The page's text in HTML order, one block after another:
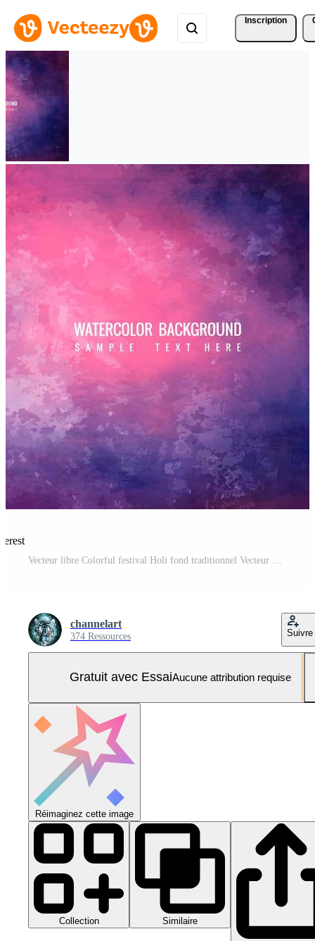
Inscription
channelart
374 Ressources Suivre
Gratuit avec EssaiAucune attribution requise
Réimaginez cette image
Collection Similaire